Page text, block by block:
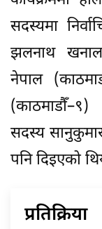
सदस्यमा
झलनाथ
नेपाल
सदस्य
पनि दिइएको
प्रतिक्रिया